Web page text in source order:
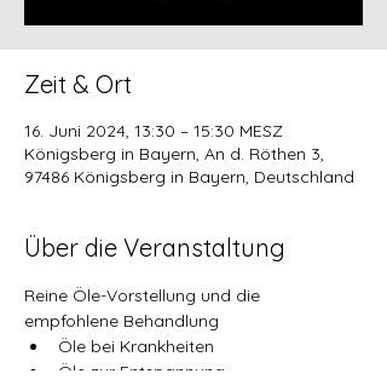
Zeit & Ort
16. Juni 2024, 13:30 – 15:30 MESZ
Königsberg in Bayern, An d. Röthen 3,
97486 Königsberg in Bayern, Deutschland
Über die Veranstaltung
Reine Öle-Vorstellung und die
empfohlene Behandlung
Öle bei Krankheiten
Öle zur Entspannung